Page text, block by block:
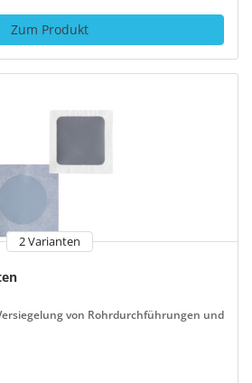
Zum Produkt
2 Varianten
von Rohrdurchführungen und